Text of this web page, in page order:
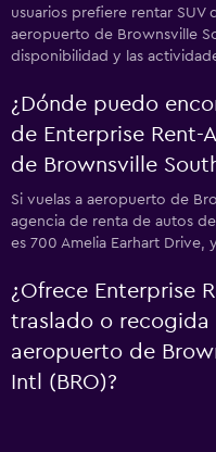
usuarios prefiere rentar SUV
aeropuerto de Brownsville
disponibilidad y las
¿Dónde puedo
de Enterprise Rent-
de Brownsville
Si vuelas a aeropuerto de
agencia de renta de autos
es 700 Amelia Earhart Drive,
¿Ofrece Enterprise
traslado o recogida
aeropuerto de
Intl (BRO)?